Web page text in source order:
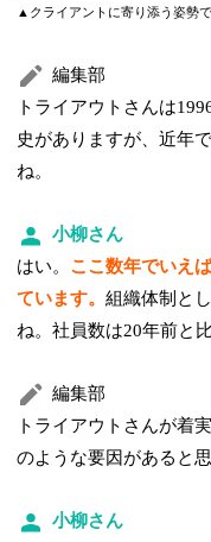
▲クライアントに寄り添う姿勢
編集部
トライアウトさんは
史がありますが、近年
ね。
小柳さん
はい。 ここ数年でいえ
ています。組織体制と
ね。社員数は20年前と
編集部
トライアウトさんが着
のような要因があると
小柳さん